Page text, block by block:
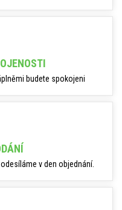
budete spokojeni
v den objednání.